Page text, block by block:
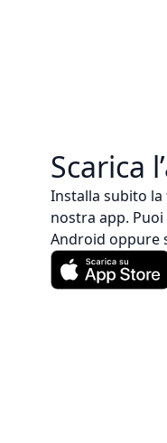
Scarica
Installa subito
nostra app. Puoi
Android oppure